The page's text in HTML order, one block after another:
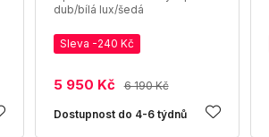
dub/bílá lux/šedá
Sleva -240 Kč
5 950 Kč 6 190 Kč
Dostupnost do 4-6 týdnů